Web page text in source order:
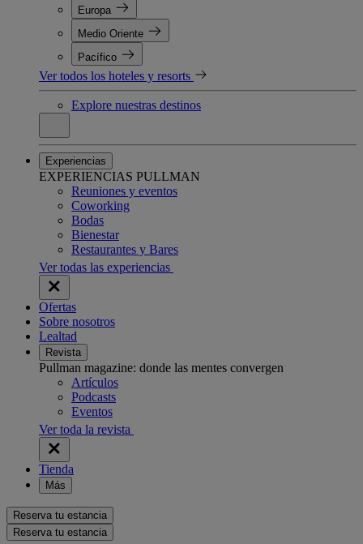
Europa
Medio Oriente
Pacífico
Ver todos los hoteles y resorts
Explore nuestras destinos
Experiencias
EXPERIENCIAS PULLMAN
Reuniones y eventos
Coworking
Bodas
Bienestar
Restaurantes y Bares
Ver todas las experiencias
Ofertas
Sobre nosotros
Lealtad
Revista
Pullman magazine: donde las mentes convergen
Artículos
Podcasts
Eventos
Ver toda la revista
Tienda
Más
Reserva tu estancia
Reserva tu estancia